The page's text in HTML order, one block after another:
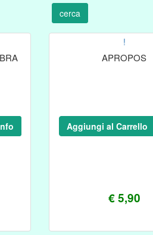
!
APROPOS
€ 5,90
Aggiungi al Carrello